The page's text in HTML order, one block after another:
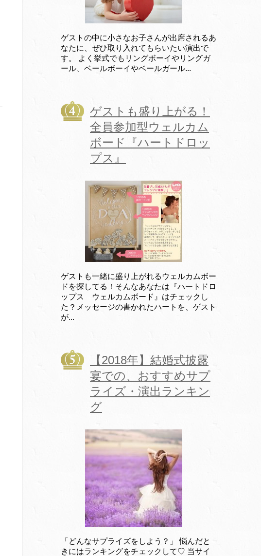
ゲストの中に小さなお子さんが出席されるあ
なたに、ぜひ取り入れてもらいたい演出で
す。 よく挙式でもリングボーイやリングガ
ール、ベールボーイやベールガール...
ゲストも盛り上がる！
全員参加型ウェルカム
ボード『ハートドロッ
プス』
ゲストも一緒に盛り上がれるウェルカムボー
ドを探してる！そんなあなたは『ハートドロ
ップス ウェルカムボード』はチェックし
た？メッセージの書かれたハートを、ゲスト
が...
【2018年】結婚式披露
宴での、おすすめサプ
ライズ・演出ランキン
グ
「どんなサプライズをしよう？」 悩んだと
きにはランキングをチェックして♡ 当サイ